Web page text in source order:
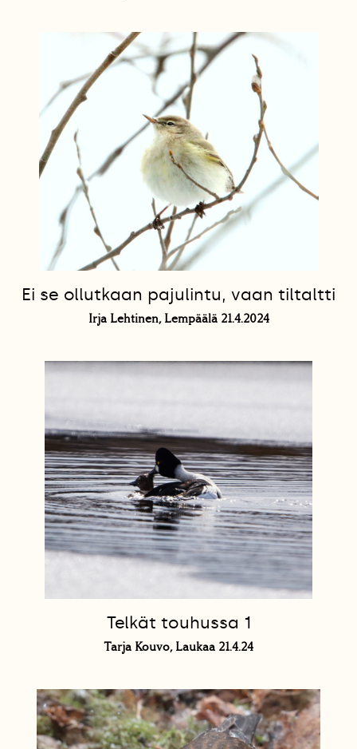
Ei se ollutkaan pajulintu, vaan tiltaltti
Irja Lehtinen, Lempäälä 21.4.2024
Telkät touhussa 1
Tarja Kouvo, Laukaa 21.4.24